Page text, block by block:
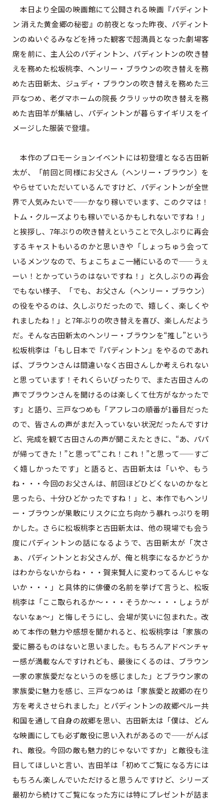
本日より全国の映画館にて公開される映画『パディント
ン 消えた黄金郷の秘密』の前夜となった昨夜、パディント
ンのぬいぐるみなどを持った観客で超満員となった劇場客
席を前に、主人公のパディントン、パディントンの吹き替
えを務めた松坂桃李、ヘンリー・ブラウンの吹き替えを務
めた古田新太、ジュディ・ブラウンの吹き替えを務めた三
戸なつめ、老グマホームの院長 クラリッサの吹き替えを務
めた吉田羊が集結し、パディントンが暮らすイギリスをイ
メージした服装で登壇。
本作のプロモーションイベントには初登壇となる古田新
太が、「前回と同様にお父さん（ヘンリー・ブラウン）を
やらせていただいているんですけど、パディントンが全世
界で人気みたいで——かなり稼いでいます、このクマは！
トム・クルーズよりも稼いでいるかもしれないですね！」
と挨拶し、7年ぶりの吹き替えということで久しぶりに再会
するキャストもいるのかと思いきや「しょっちゅう会って
いるメンツなので、ちょこちょこ一緒にいるので——うぇ
ーい！とかっていうのはないですね！」と久しぶりの再会
でもない様子、「でも、お父さん（ヘンリー・ブラウン）
の役をやるのは、久しぶりだったので、嬉しく、楽しくや
れましたね！」と7年ぶりの吹き替えを喜び、楽しんだよう
だ。そんな古田新太のヘンリー・ブラウンを“推し”という
松坂桃李は「もし日本で『パディントン』をやるのであれ
ば、ブラウンさんは間違いなく古田さんしか考えられない
と思っています！それくらいぴったりで、また古田さんの
声でブラウンさんを聞けるのは楽しくて仕方がなかったで
す」と語り、三戸なつめも「アフレコの順番が1番目だった
ので、皆さんの声がまだ入っていない状況だったんですけ
ど、完成を観て古田さんの声が聞こえたときに、“あ、パパ
が帰ってきた！”と思って“これ！これ！”と思って——すご
く嬉しかったです」と語ると、古田新太は「いや、もう
ね・・・今回のお父さんは、前回ほどひどくないのかなと
思ったら、十分ひどかったですね！」と、本作でもヘンリ
ー・ブラウンが果敢にリスクに立ち向かう暴れっぷりを明
かした。さらに松坂桃李と古田新太は、他の現場でも会う
度にパディントンの話になるようで、古田新太が「次さ
ぁ、パディントンとお父さんが、俺と桃李になるかどうか
はわからないからね・・・賀来賢人に変わってるんじゃな
いか・・・」と具体的に俳優の名前を挙げて言うと、松坂
桃李は「ここ取られるか〜・・・そうか〜・・・しょうが
ないなぁ〜」と悔しそうにし、会場が笑いに包まれた。改
めて本作の魅力や感想を聞かれると、松坂桃李は「家族の
愛に勝るものはないと思いました。もちろんアドベンチャ
ー感が満載なんですけれども、最後にくるのは、ブラウン
一家の家族愛だなというのを感じました」とブラウン家の
家族愛に魅力を感じ、三戸なつめは「家族愛と故郷の在り
方を考えさせられました」とパディントンの故郷ペルー共
和国を通して自身の故郷を思い、古田新太は「僕は、どん
な映画にしても必ず敵役に思い入れがあるので——がんば
れ、敵役。今回の敵も魅力的じゃないですか」と敵役も注
目してほしいと言い、吉田羊は「初めてご覧になる方には
もちろん楽しんでいただけると思うんですけど、シリーズ
最初から続けてご覧になった方には特にプレゼントが詰ま